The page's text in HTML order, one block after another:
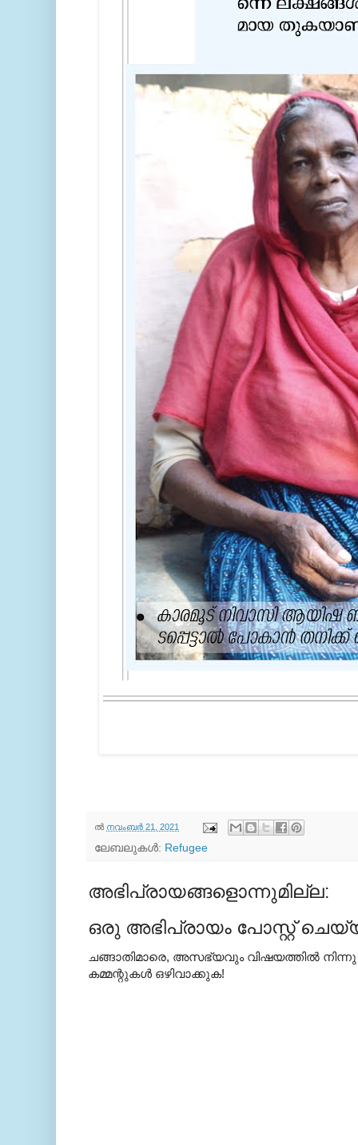
ല്‍ നവംബർ 21, 2021
ലേബലുകള്‍: Refugee
അഭിപ്രായങ്ങളൊന്നുമില്ല:
ഒരു അഭിപ്രായം പോസ്റ്റ്
ചങ്ങാതിമാരെ, അസഭ്യവും വിഷയത്തില്‍ നിന്നു
കമ്മന്റുകള്‍ ഒഴിവാക്കുക!